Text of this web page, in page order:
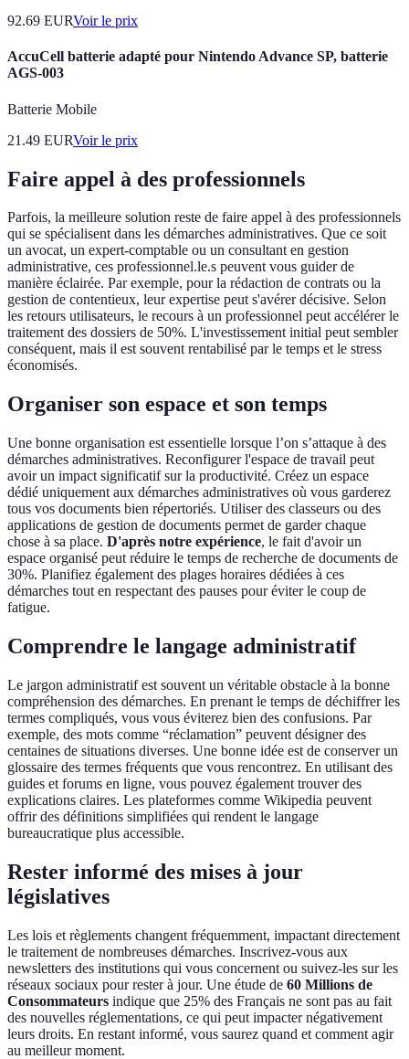
92.69 EURVoir le prix
AccuCell batterie adapté pour Nintendo Advance SP, batterie
AGS-003
Batterie Mobile
21.49 EURVoir le prix
Faire appel à des professionnels
Parfois, la meilleure solution reste de faire appel à des professionnels
qui se spécialisent dans les démarches administratives. Que ce soit
un avocat, un expert-comptable ou un consultant en gestion
administrative, ces professionnel.le.s peuvent vous guider de
manière éclairée. Par exemple, pour la rédaction de contrats ou la
gestion de contentieux, leur expertise peut s'avérer décisive. Selon
les retours utilisateurs, le recours à un professionnel peut accélérer le
traitement des dossiers de 50%. L'investissement initial peut sembler
conséquent, mais il est souvent rentabilisé par le temps et le stress
économisés.
Organiser son espace et son temps
Une bonne organisation est essentielle lorsque l’on s’attaque à des
démarches administratives. Reconfigurer l'espace de travail peut
avoir un impact significatif sur la productivité. Créez un espace
dédié uniquement aux démarches administratives où vous garderez
tous vos documents bien répertoriés. Utiliser des classeurs ou des
applications de gestion de documents permet de garder chaque
chose à sa place. D'après notre expérience, le fait d'avoir un
espace organisé peut réduire le temps de recherche de documents de
30%. Planifiez également des plages horaires dédiées à ces
démarches tout en respectant des pauses pour éviter le coup de
fatigue.
Comprendre le langage administratif
Le jargon administratif est souvent un véritable obstacle à la bonne
compréhension des démarches. En prenant le temps de déchiffrer les
termes compliqués, vous vous éviterez bien des confusions. Par
exemple, des mots comme “réclamation” peuvent désigner des
centaines de situations diverses. Une bonne idée est de conserver un
glossaire des termes fréquents que vous rencontrez. En utilisant des
guides et forums en ligne, vous pouvez également trouver des
explications claires. Les plateformes comme Wikipedia peuvent
offrir des définitions simplifiées qui rendent le langage
bureaucratique plus accessible.
Rester informé des mises à jour
législatives
Les lois et règlements changent fréquemment, impactant directement
le traitement de nombreuses démarches. Inscrivez-vous aux
newsletters des institutions qui vous concernent ou suivez-les sur les
réseaux sociaux pour rester à jour. Une étude de 60 Millions de
Consommateurs indique que 25% des Français ne sont pas au fait
des nouvelles réglementations, ce qui peut impacter négativement
leurs droits. En restant informé, vous saurez quand et comment agir
au meilleur moment.